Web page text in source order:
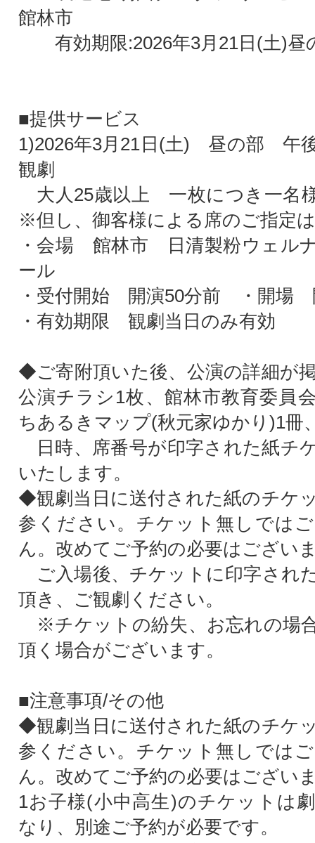
館林市
有効期限:2026年3月21日(土)昼
■提供サービス
1)2026年3月21日(土) 昼の部 午
観劇
大人25歳以上 一枚につき一名
※但し、御客様による席のご指定
・会場 館林市 日清製粉ウェル
ール
・受付開始 開演50分前 ・開
・有効期限 観劇当日のみ有効
◆ご寄附頂いた後、公演の詳細が
公演チラシ1枚、館林市教育委員
ちあるきマップ(秋元家ゆかり)1冊
日時、席番号が印字された紙チ
いたします。
◆観劇当日に送付された紙のチケ
参ください。チケット無しでは
ん。改めてご予約の必要はござい
ご入場後、チケットに印字され
頂き、ご観劇ください。
※チケットの紛失、お忘れの場
頂く場合がございます。
■注意事項/その他
◆観劇当日に送付された紙のチケ
参ください。チケット無しでは
ん。改めてご予約の必要はござい
1お子様(小中高生)のチケットは
なり、別途ご予約が必要です。